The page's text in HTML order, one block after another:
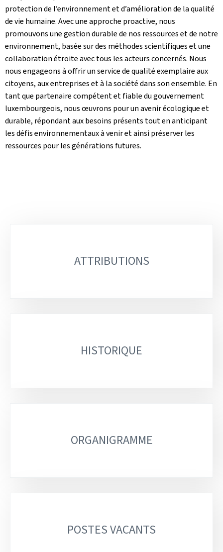
protection de l’environnement et d’amélioration de la qualité
de vie humaine. Avec une approche proactive, nous
promouvons une gestion durable de nos ressources et de notre
environnement, basée sur des méthodes scientifiques et une
collaboration étroite avec tous les acteurs concernés. Nous
nous engageons à offrir un service de qualité exemplaire aux
citoyens, aux entreprises et à la société dans son ensemble. En
tant que partenaire compétent et fiable du gouvernement
luxembourgeois, nous œuvrons pour un avenir écologique et
durable, répondant aux besoins présents tout en anticipant
les défis environnementaux à venir et ainsi préserver les
ressources pour les générations futures.
ATTRIBUTIONS
HISTORIQUE
ORGANIGRAMME
POSTES VACANTS